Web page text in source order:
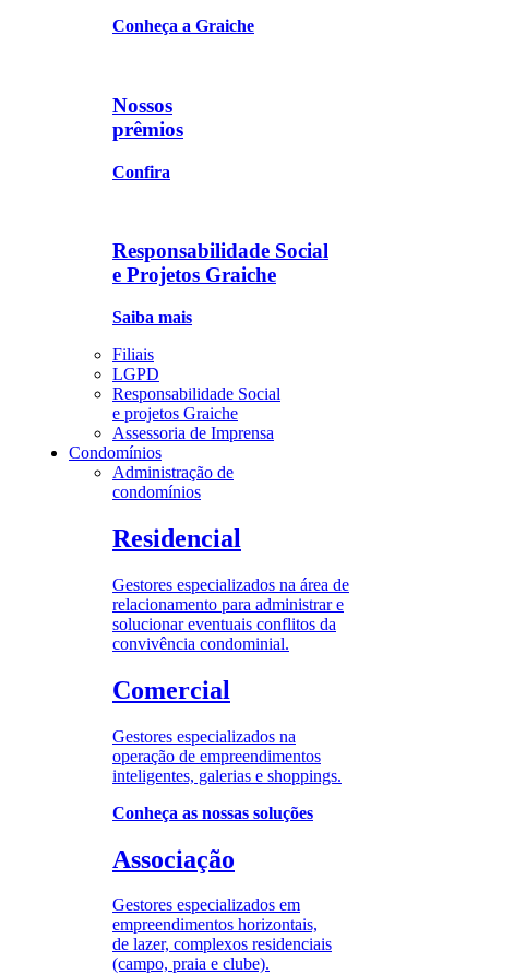
Conheça a Graiche
Nossos
prêmios
Confira
Responsabilidade Social
e Projetos Graiche
Saiba mais
Filiais
LGPD
Responsabilidade Social
e projetos Graiche
Assessoria de Imprensa
Condomínios
Administração de
condomínios
Residencial
Gestores especializados na área de
relacionamento para administrar e
solucionar eventuais conflitos da
convivência condominial.
Comercial
Gestores especializados na
operação de empreendimentos
inteligentes, galerias e shoppings.
Conheça as nossas soluções
Associação
Gestores especializados em
empreendimentos horizontais,
de lazer, complexos residenciais
(campo, praia e clube).